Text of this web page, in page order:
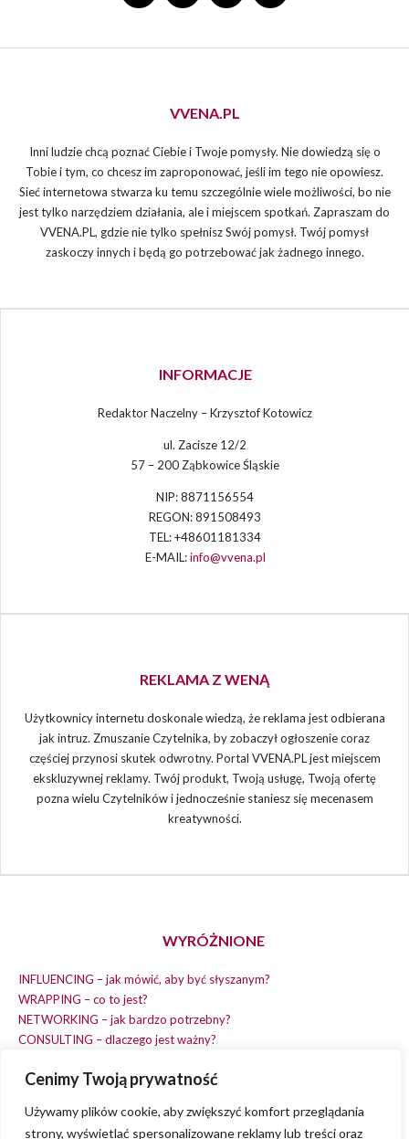
Cenimy Twoją prywatność
Używamy plików cookie, aby zwiększyć komfort przeglądania
strony, wyświetlać spersonalizowane reklamy lub treści oraz
VVENA.PL
Inni ludzie chcą poznać Ciebie i Twoje pomysły. Nie dowiedzą się o
Tobie i tym, co chcesz im zaproponować, jeśli im tego nie opowiesz.
Sieć internetowa stwarza ku temu szczególnie wiele możliwości, bo nie
jest tylko narzędziem działania, ale i miejscem spotkań. Zapraszam do
VVENA.PL, gdzie nie tylko spełnisz Swój pomysł. Twój pomysł
zaskoczy innych i będą go potrzebować jak żadnego innego.
INFORMACJE
Redaktor Naczelny – Krzysztof Kotowicz
ul. Zacisze 12/2
57 – 200 Ząbkowice Śląskie
NIP: 8871156554
REGON: 891508493
TEL: +48601181334
E-MAIL:info@vvena.pl
REKLAMA Z WENĄ
Użytkownicy internetu doskonale wiedzą, że reklama jest odbierana
jak intruz. Zmuszanie Czytelnika, by zobaczył ogłoszenie coraz
częściej przynosi skutek odwrotny. Portal VVENA.PL jest miejscem
ekskluzywnej reklamy. Twój produkt, Twoją usługę, Twoją ofertę
pozna wielu Czytelników i jednocześnie staniesz się mecenasem
kreatywności.
WYRÓŻNIONE
INFLUENCING – jak mówić, aby być słyszanym?
WRAPPING – co to jest?
NETWORKING – jak bardzo potrzebny?
CONSULTING – dlaczego jest ważny?
EARNING – jak zarobić na dobrym pomyśle?